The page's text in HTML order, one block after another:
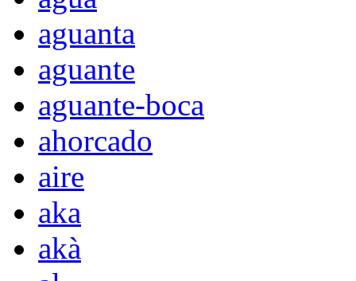
aguanta
aguante
aguante-boca
ahorcado
aire
aka
akà